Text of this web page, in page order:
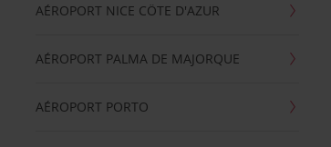
AÉROPORT NICE CÖTE D'AZUR
AÉROPORT PALMA DE MAJORQUE
AÉROPORT PORTO